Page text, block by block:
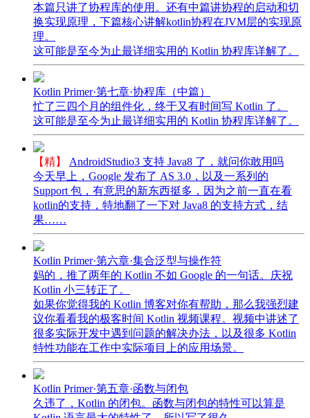
本篇只讲了协程库的使用。还有中篇讲协程的启动和切
换实现原理，下篇核心讲解kotlin协程在JVM层的实现原
理。
这可能是至今为止最详细实用的 Kotlin 协程库详解了。
Kotlin Primer·第七章·协程库（中篇）
忙了三四个月的组件化，终于又有时间写 Kotlin 了。
这可能是至今为止最详细实用的 Kotlin 协程库详解了。
【精】
AndroidStudio3 支持 Java8 了，就问你敢用吗
今天早上，Google 发布了 AS 3.0，以及一系列的
Support 包，有意思的新东西挺多，因为之前一直在看
kotlin的支持，特地翻了一下对 Java8 的支持方式，结
果……
Kotlin Primer·第六章·集合泛型与操作符
妈的，推了两年的 Kotlin 不如 Google 的一句话。庆祝
Kotlin 小三转正了。
如果你觉得我的 Kotlin 博客对你有帮助，那么我强烈建
议你看看我的极客时间 Kotlin 视频课程。视频中讲述了
很多实际开发中遇到问题的解决办法，以及很多 Kotlin
特性功能在工作中实际项目上的应用场景。
Kotlin Primer·第五章·函数与闭包
久违了，Kotlin 的闭包。函数与闭包的特性可以算是